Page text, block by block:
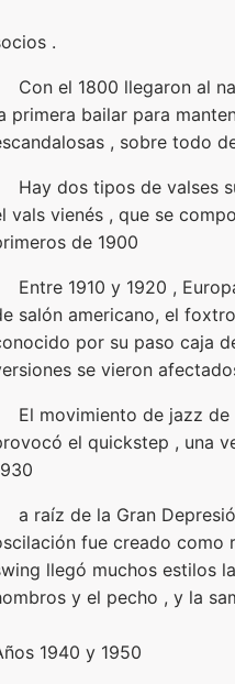
.
Con el 1800 llegaron al
primera bailar para
, sobre todo
Hay dos tipos de valses
vals vienés , que se
de 1900
Entre 1910 y 1920 ,
salón americano, el
por su paso caja
se vieron
El movimiento de jazz
el quickstep , una
a raíz de la Gran
fue creado como
llegó muchos estilos
y el pecho , y la
1940 y 1950